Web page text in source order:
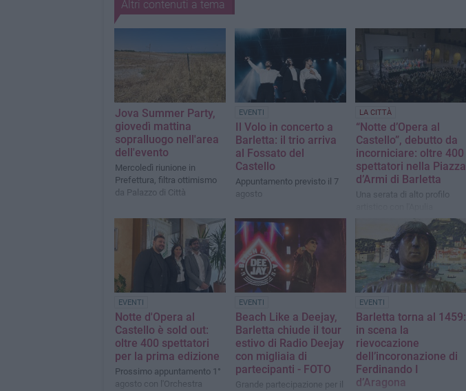
Altri contenuti a tema
Jova Summer Party,
giovedì mattina
sopralluogo nell'area
dell'evento
Mercoledì riunione in
Prefettura, filtra ottimismo
da Palazzo di Città
EVENTI
Il Volo in concerto a
Barletta: il trio arriva
al Fossato del
Castello
Appuntamento previsto il 7
agosto
LA CITTÀ
“Notte d’Opera al
Castello”, debutto da
incorniciare: oltre 400
spettatori nella Piazza
d’Armi di Barletta
Una serata di alto profilo
Sinfonietta Orchestra e
giovani interpreti
internazionali
EVENTI
Notte d'Opera al
Castello è sold out:
oltre 400 spettatori
per la prima edizione
Prossimo appuntamento 1°
agosto con l'Orchestra
EVENTI
Beach Like a Deejay,
Barletta chiude il tour
estivo di Radio Deejay
con migliaia di
partecipanti - FOTO
Grande partecipazione per il
EVENTI
Barletta torna al 1459:
in scena la
rievocazione
dell’incoronazione di
Ferdinando I
d’Aragona